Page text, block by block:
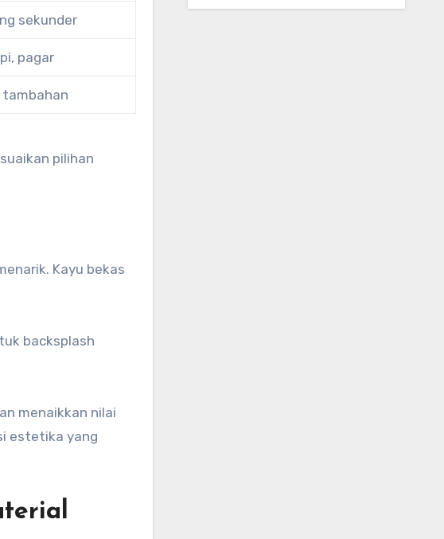
sekunder
pagar
pilihan
Kayu bekas
backsplash
menaikkan nilai
estetika yang